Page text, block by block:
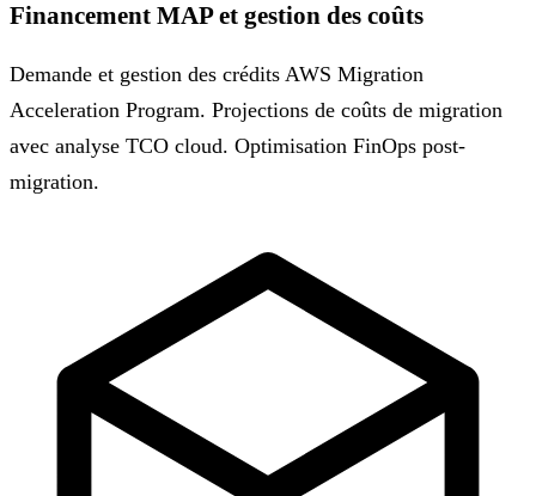
Financement MAP et gestion des coûts
Demande et gestion des crédits AWS Migration
Acceleration Program. Projections de coûts de migration
avec analyse TCO cloud. Optimisation FinOps post-
migration.